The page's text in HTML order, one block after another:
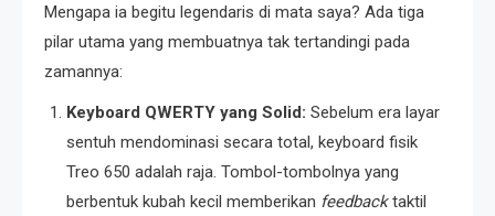
Mengapa ia begitu legendaris di mata saya? Ada tiga
pilar utama yang membuatnya tak tertandingi pada
zamannya:
Keyboard QWERTY yang Solid: Sebelum era layar
sentuh mendominasi secara total, keyboard fisik
Treo 650 adalah raja. Tombol-tombolnya yang
berbentuk kubah kecil memberikan feedbacktaktil